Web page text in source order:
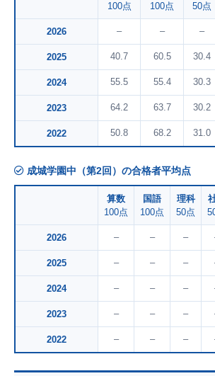
100点
100点
50点
2026 – – –
2025 40.7 60.5 30.4
2024 55.5 55.4 30.3
2023 64.2 63.7 30.2
2022 50.8 68.2 31.0
成城学園中（第2回）の合格者平均点
算数
100点
国語
100点
理科
50点
2026 – – –
2025 – – –
2024 – – –
2023 – – –
2022 – – –